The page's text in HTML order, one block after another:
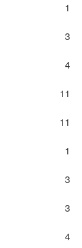
1
3
4
11
11
1
3
3
4